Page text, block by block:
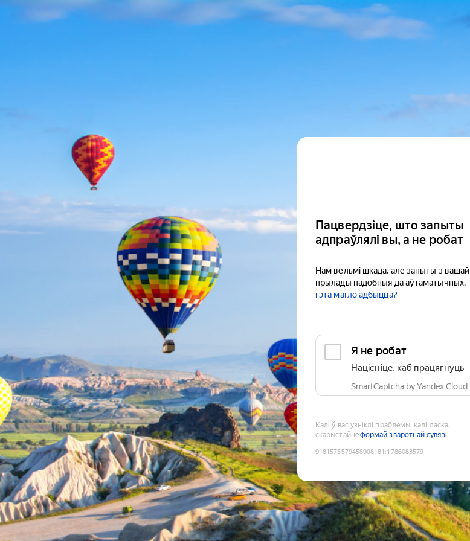
Пацвердзіце, што запыты
адпраўлялі вы, а не робат
Нам вельмі шкада, але запыты з вашай
прылады падобныя да аўтаматычных.
гэта магло адбыцца?
Я не робат
Націсніце, каб працягнуць
SmartCaptcha by Yandex Cloud
Калі ў вас узніклі праблемы, калі ласка,
скарыстайцеформай зваротнай сувязі
9181575579458908181 :1786083579